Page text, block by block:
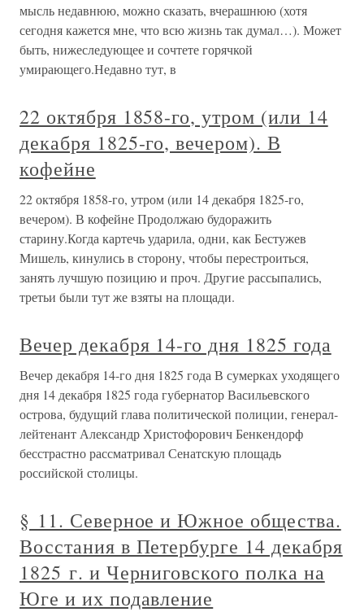
мысль недавнюю, можно сказать, вчерашнюю (хотя
сегодня кажется мне, что всю жизнь так думал…). Может
быть, нижеследующее и сочтете горячкой
умирающего.Недавно тут, в
22 октября 1858-го, утром (или 14
декабря 1825-го, вечером). В
кофейне
22 октября 1858-го, утром (или 14 декабря 1825-го,
вечером). В кофейне Продолжаю будоражить
старину.Когда картечь ударила, одни, как Бестужев
Мишель, кинулись в сторону, чтобы перестроиться,
занять лучшую позицию и проч. Другие рассыпались,
третьи были тут же взяты на площади.
Вечер декабря 14-го дня 1825 года
Вечер декабря 14-го дня 1825 года В сумерках уходящего
дня 14 декабря 1825 года губернатор Васильевского
острова, будущий глава политической полиции, генерал-
лейтенант Александр Христофорович Бенкендорф
бесстрастно рассматривал Сенатскую площадь
российской столицы.
§ 11. Северное и Южное общества.
Восстания в Петербурге 14 декабря
1825 г. и Черниговского полка на
Юге и их подавление